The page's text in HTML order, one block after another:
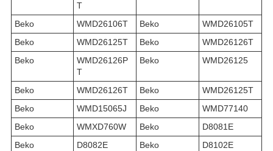
T
Beko WMD26106T Beko
WMD26105T
Beko
WMD26125T Beko
WMD26126T
Beko
WMD26126P
T
Beko WMD26125
Beko WMD26126T Beko
WMD26125T
Beko
WMD15065J Beko
WMD77140
Beko
WMXD760W Beko
D8081E
Beko
D8082E Beko
D8102E